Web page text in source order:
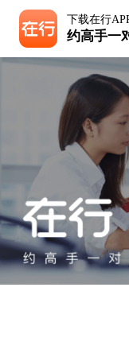
下载在行
约高手一